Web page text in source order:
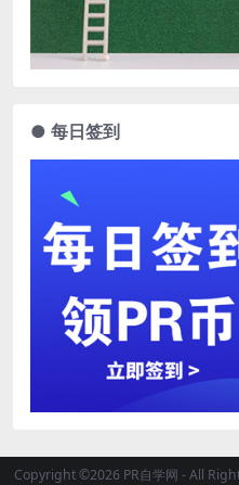
● 每日签到
Copyright ©2026 PR自学网 - All